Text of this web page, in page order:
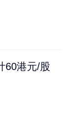
60港元/股